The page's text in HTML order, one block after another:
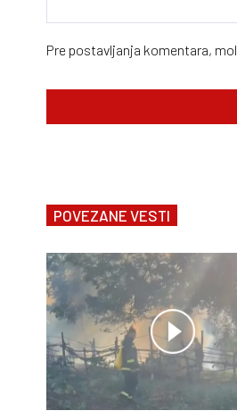
Pre postavljanja komentara,
POVEZANE VESTI